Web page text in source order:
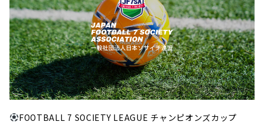
FOOTBALL 7 SOCIETY LEAGUE チャンピオンズカップ